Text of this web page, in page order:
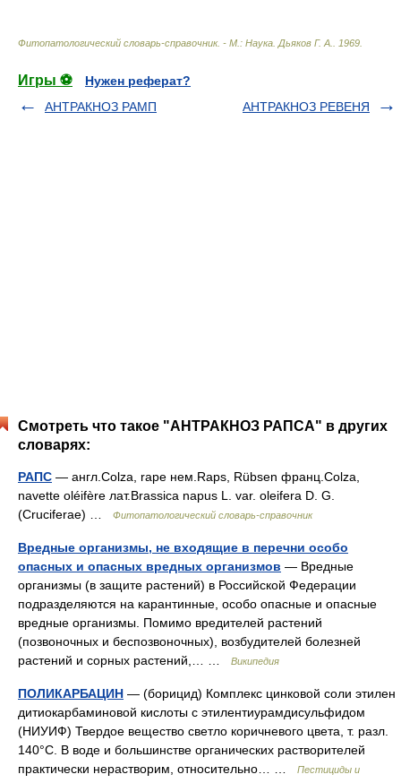
Фитопатологический словарь-справочник. - М.: Наука Дьяков Г. А. 1969
Игры ⚽
Нужен реферат?
АНТРАКНОЗ РАМП
АНТРАКНОЗ РЕВЕНЯ
Смотреть что такое "АНТРАКНОЗ РАПСА" в других
словарях:
РАПС — англ.Colza, rape нем.Raps, Rübsen франц.Colza,
navette oléifère лат.Brassica napus L. var. oleifera D. G.
(Cruciferae) …
Фитопатологический словарь-справочник
Вредные организмы, не входящие в перечни особо
опасных и опасных вредных организмов — Вредные
организмы (в защите растений) в Российской Федерации
подразделяются на карантинные, особо опасные и опасные
вредные организмы. Помимо вредителей растений
(позвоночных и беспозвоночных), возбудителей болезней
растений и сорных растений,… …
Википедия
ПОЛИКАРБАЦИН — (борицид) Комплекс цинковой соли этилен
дитиокарбаминовой кислоты с этилентиурамдисульфидом
(НИУИФ) Твердое вещество светло коричневого цвета, т. разл.
140°С. В воде и большинстве органических растворителей
практически нерастворим, относительно… …
Пестициды и